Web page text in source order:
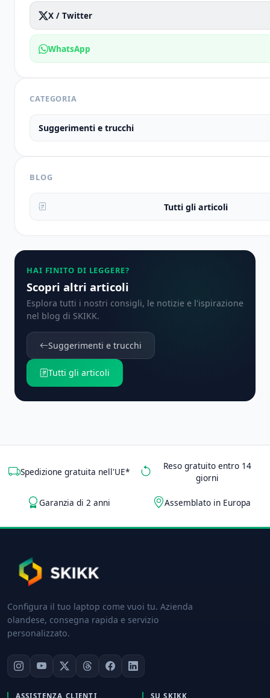
X / Twitter
WhatsApp
CATEGORIA
Suggerimenti e trucchi
BLOG
Tutti gli articoli
HAI FINITO DI LEGGERE?
Scopri altri articoli
Esplora tutti i nostri consigli, le notizie e l'ispirazione
nel blog di SKIKK.
Suggerimenti e trucchi
Tutti gli articoli
Spedizione gratuita nell'UE*
Reso gratuito entro 14
giorni
Garanzia di 2 anni Assemblato in Europa
Configura il tuo laptop come vuoi tu. Azienda
olandese, consegna rapida e servizio
personalizzato.
ASSISTENZA CLIENTI SU SKIKK